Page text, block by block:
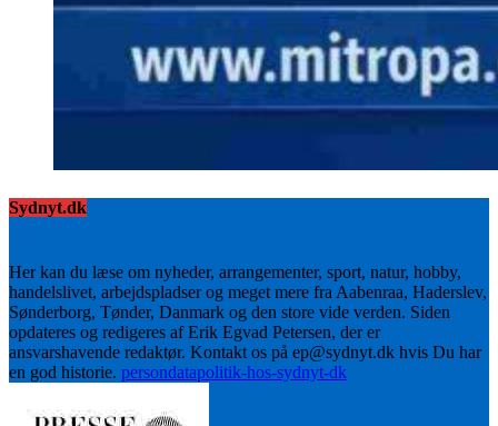
Sydnyt.dk
Her kan du læse om nyheder, arrangementer, sport, natur, hobby,
handelslivet, arbejdspladser og meget mere fra Aabenraa, Haderslev,
Sønderborg, Tønder, Danmark og den store vide verden. Siden
opdateres og redigeres af Erik Egvad Petersen, der er
ansvarshavende redaktør. Kontakt os på ep@sydnyt.dk hvis Du har
en god historie. persondatapolitik-hos-sydnyt-dk